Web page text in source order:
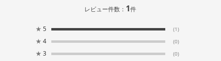
レビュー件数： 1件
★ 5 (1)
★ 4 (0)
★ 3 (0)